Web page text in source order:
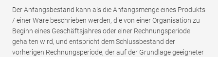
Der Anfangsbestand kann als die Anfangsmenge eines Produkts
/ einer Ware beschrieben werden, die von einer Organisation zu
Beginn eines Geschäftsjahres oder einer Rechnungsperiode
gehalten wird, und entspricht dem Schlussbestand der
vorherigen Rechnungsperiode, der auf der Grundlage geeigneter